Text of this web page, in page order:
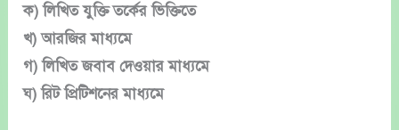
ক) লিখিত যুক্তি তর্কের ভিক্তিতে
খ) আরজির মাধ্যমে
গ) লিখিত জবাব দেওয়ার মাধ্যমে
ঘ) রিট প্রিটিশনের মাধ্যমে